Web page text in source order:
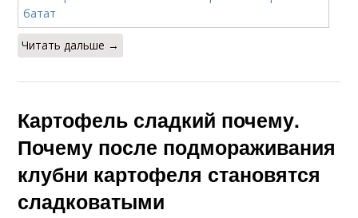
Читать дальше →
Картофель сладкий почему.
Почему после подмораживания
клубни картофеля становятся
сладковатыми